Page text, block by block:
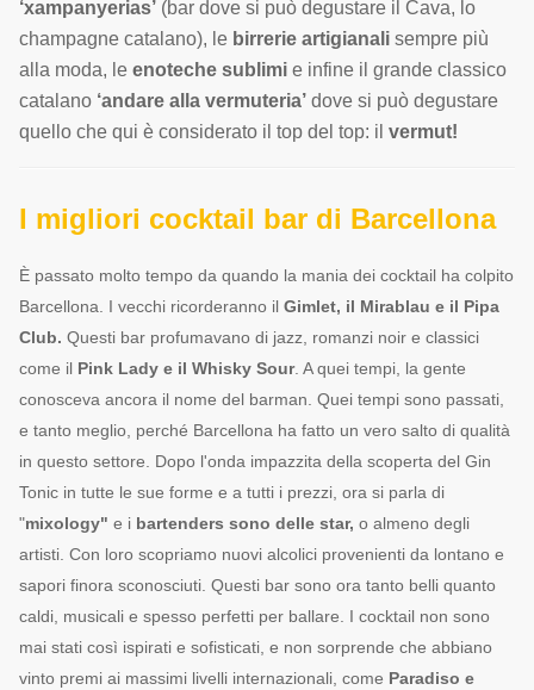
‘xampanyerias’ (bar dove si può degustare il Cava, lo
champagne catalano), le birrerie artigianali sempre più
alla moda, le enoteche sublimi e infine il grande classico
catalano ‘andare alla vermuteria’ dove si può degustare
quello che qui è considerato il top del top: il vermut!
I migliori cocktail bar di Barcellona
È passato molto tempo da quando la mania dei cocktail ha colpito
Barcellona. I vecchi ricorderanno il Gimlet, il Mirablau e il Pipa
Club. Questi bar profumavano di jazz, romanzi noir e classici
come il Pink Lady e il Whisky Sour. A quei tempi, la gente
conosceva ancora il nome del barman. Quei tempi sono passati,
e tanto meglio, perché Barcellona ha fatto un vero salto di qualità
in questo settore. Dopo l'onda impazzita della scoperta del Gin
Tonic in tutte le sue forme e a tutti i prezzi, ora si parla di
"mixology" e i bartenders sono delle star, o almeno degli
artisti. Con loro scopriamo nuovi alcolici provenienti da lontano e
sapori finora sconosciuti. Questi bar sono ora tanto belli quanto
caldi, musicali e spesso perfetti per ballare. I cocktail non sono
mai stati così ispirati e sofisticati, e non sorprende che abbiano
vinto premi ai massimi livelli internazionali, come Paradiso e